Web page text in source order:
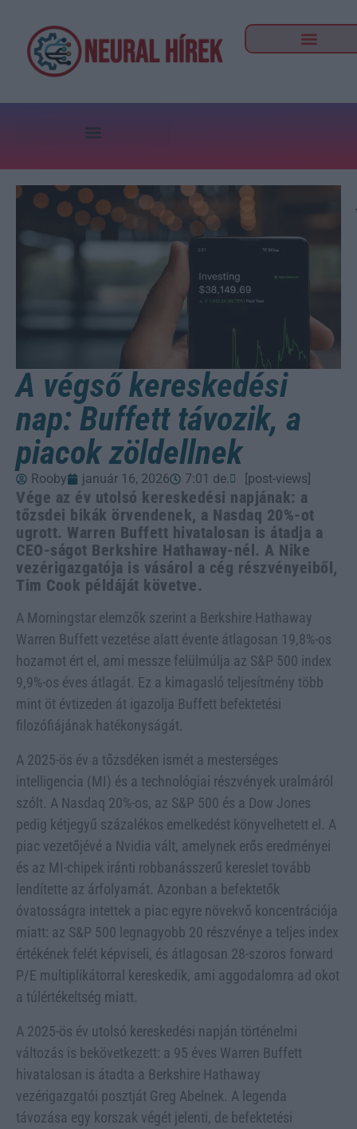
A végső kereskedési
nap: Buffett távozik, a
piacok zöldellnek
Rooby január 16, 2026 7:01 de. [post-views]
Vége az év utolsó kereskedési napjának: a
tőzsdei bikák örvendenek, a Nasdaq 20%-ot
ugrott. Warren Buffett hivatalosan is átadja a
CEO-ságot Berkshire Hathaway-nél. A Nike
vezérigazgatója is vásárol a cég részvényeiből,
Tim Cook példáját követve.
A Morningstar elemzők szerint a Berkshire Hathaway
Warren Buffett vezetése alatt évente átlagosan 19,8%-os
hozamot ért el, ami messze felülmúlja az S&P 500 index
9,9%-os éves átlagát. Ez a kimagasló teljesítmény több
mint öt évtizeden át igazolja Buffett befektetési
filozófiájának hatékonyságát.
A 2025-ös év a tőzsdéken ismét a mesterséges
intelligencia (MI) és a technológiai részvények uralmáról
szólt. A Nasdaq 20%-os, az S&P 500 és a Dow Jones
pedig kétjegyű százalékos emelkedést könyvelhetett el. A
piac vezetőjévé a Nvidia vált, amelynek erős eredményei
és az MI-chipek iránti robbanásszerű kereslet tovább
lendítette az árfolyamát. Azonban a befektetők
óvatosságra intettek a piac egyre növekvő koncentrációja
miatt: az S&P 500 legnagyobb 20 részvénye a teljes index
értékének felét képviseli, és átlagosan 28-szoros forward
P/E multiplikátorral kereskedik, ami aggodalomra ad okot
a túlértékeltség miatt.
A 2025-ös év utolsó kereskedési napján történelmi
változás is bekövetkezett: a 95 éves Warren Buffett
hivatalosan is átadta a Berkshire Hathaway
vezérigazgatói posztját Greg Abelnek. A legenda
távozása egy korszak végét jelenti, de befektetési